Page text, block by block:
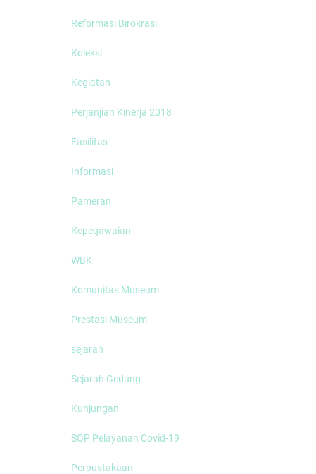
Reformasi Birokrasi
Koleksi
Kegiatan
Perjanjian Kinerja 2018
Fasilitas
Informasi
Pameran
Kepegawaian
WBK
Komunitas Museum
Prestasi Museum
sejarah
Sejarah Gedung
Kunjungan
SOP Pelayanan Covid-19
Perpustakaan